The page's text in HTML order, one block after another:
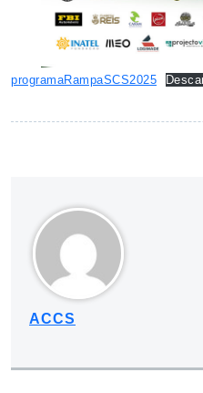
programaRampaSCS2025
ACCS